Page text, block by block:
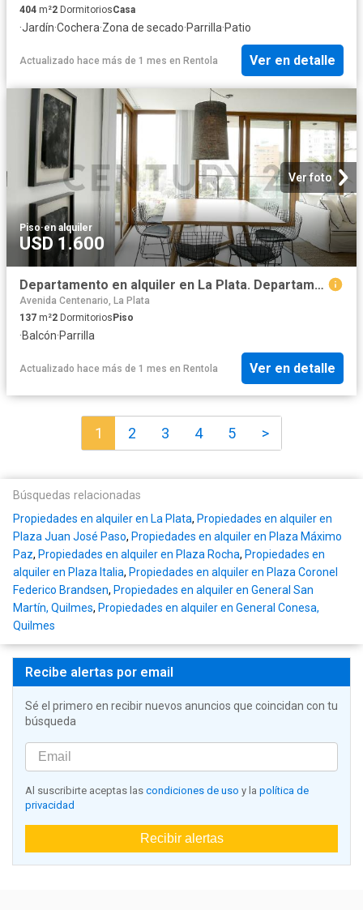
404 m²2 DormitoriosCasa
·Jardín·Cochera·Zona de secado·Parrilla·Patio
Actualizado hace más de 1 mes en Rentola Ver en detalle
Ver foto
Piso·en alquiler
USD 1.600
Departamento en alquiler en La Plata. Departamento 1B
Avenida Centenario, La Plata
137 m²2 DormitoriosPiso
·Balcón·Parrilla
Actualizado hace más de 1 mes en Rentola Ver en detalle
1 2 3 4 5 >
Búsquedas relacionadas
Propiedades en alquiler en La Plata, Propiedades en alquiler en
Plaza Juan José Paso, Propiedades en alquiler en Plaza Máximo
Paz, Propiedades en alquiler en Plaza Rocha, Propiedades en
alquiler en Plaza Italia, Propiedades en alquiler en Plaza Coronel
Federico Brandsen, Propiedades en alquiler en General San
Martín, Quilmes, Propiedades en alquiler en General Conesa,
Quilmes
Recibe alertas por email
Sé el primero en recibir nuevos anuncios que coincidan con tu
búsqueda
Al suscribirte aceptas las condiciones de uso y la política de
privacidad
Recibir alertas